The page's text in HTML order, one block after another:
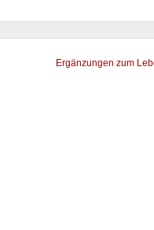
Ergänzungen zum